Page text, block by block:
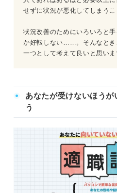
せずに状況が悪化してしまうこ
状況改善のためにいろいろと
か好転しない……。そんなとき
一つとして考えて良いと思いま
あなたが受けないほうが
う